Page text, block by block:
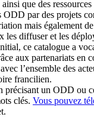
que des
ODD par des projets
mais également
les diffuser et les
ce catalogue a
aux partenariats en
l’ensemble des
francilien.
précisant un ODD ou
clés. Vous pouvez